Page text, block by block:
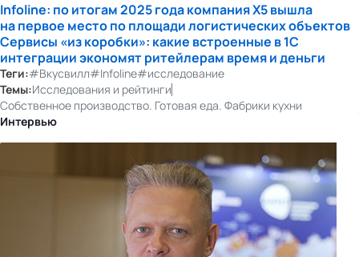
Infoline: по итогам 2025 года компания X5 вышла
на первое место по площади логистических объектов
Сервисы «из коробки»: какие встроенные в 1С
интеграции экономят ритейлерам время и деньги
Теги:#Вкусвилл#Infoline#исследование
Темы:Исследования и рейтинги
Собственное производство. Готовая еда. Фабрики кухни
Интервью